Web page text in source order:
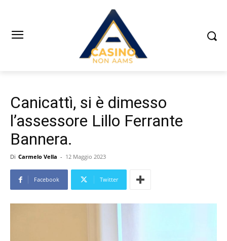
Canicattì, si è dimesso
l’assessore Lillo Ferrante
Bannera.
Di Carmelo Vella - 12 Maggio 2023
Facebook Twitter